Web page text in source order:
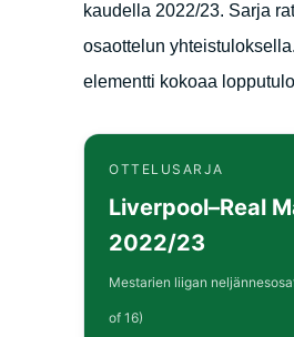
kaudella 2022/23. Sarja
osaottelun
elementti kokoaa
OTTELUSARJA
Liverpool–Real
2022/23
Mestarien liigan
of 16)